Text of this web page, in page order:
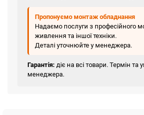
Пропонуємо монтаж обладнання
Надаємо послуги з професійного
живлення та іншої техніки.
Деталі уточнюйте у менеджера.
Гарантія: діє на всі товари. Термін та
менеджера.